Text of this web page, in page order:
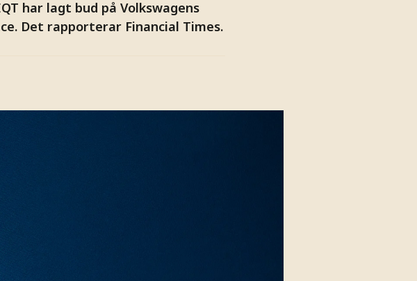
har lagt bud på Volkswagens
Det rapporterar Financial Times.